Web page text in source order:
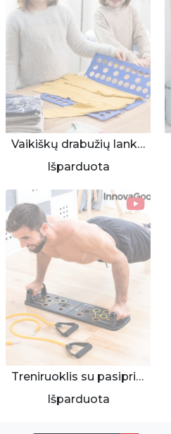
Vaikiškų drabužių lankstyklė
Išparduota
Treniruoklis su pasipriešinimo juostomis
Išparduota